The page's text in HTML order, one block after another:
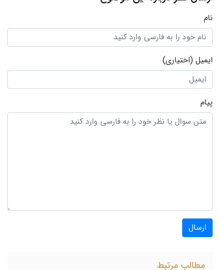
نام
ایمیل (اختیاری)
پیام
ارسال
مطالب مرتبط